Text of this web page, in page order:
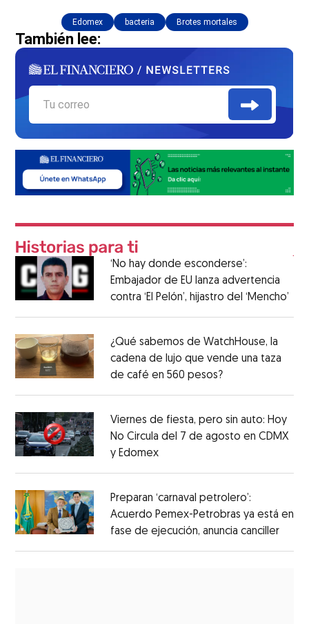
Edomex bacteria Brotes mortales
También lee:
‘No hay donde esconderse’:
Embajador de EU lanza advertencia
contra ‘El Pelón’, hijastro del ‘Mencho’
¿Qué sabemos de WatchHouse, la
cadena de lujo que vende una taza
de café en 560 pesos?
Viernes de fiesta, pero sin auto: Hoy
No Circula del 7 de agosto en CDMX
y Edomex
Preparan ‘carnaval petrolero’:
Acuerdo Pemex-Petrobras ya está en
fase de ejecución, anuncia canciller